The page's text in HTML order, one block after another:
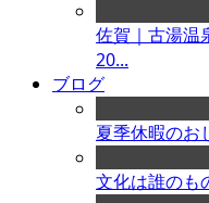
佐賀｜古湯温
20...
ブログ
夏季休暇のお
文化は誰のも